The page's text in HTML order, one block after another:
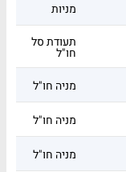
מניות
תעודת סל
חו"ל
מניה חו"ל
מניה חו"ל
מניה חו"ל